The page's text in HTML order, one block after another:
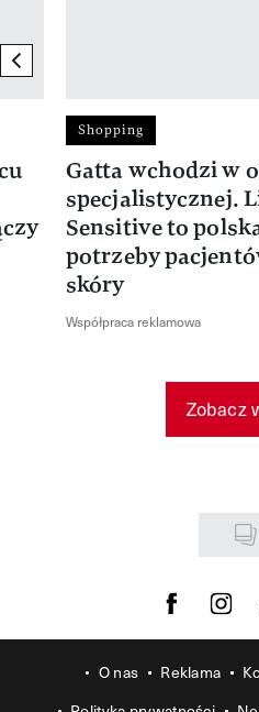
previous element
Shopping
Gatta wchodzi w
specjalistycznej.
Sensitive to
potrzeby
skóry
Współpraca reklamowa
Zobacz
Visit us onVisit us
O nas Reklama